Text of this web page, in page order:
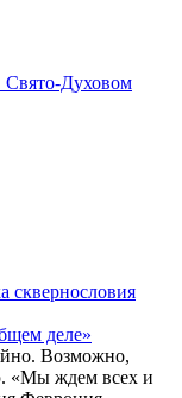
Духовом
сквернословия
деле»
Возможно,
«Мы ждем всех и